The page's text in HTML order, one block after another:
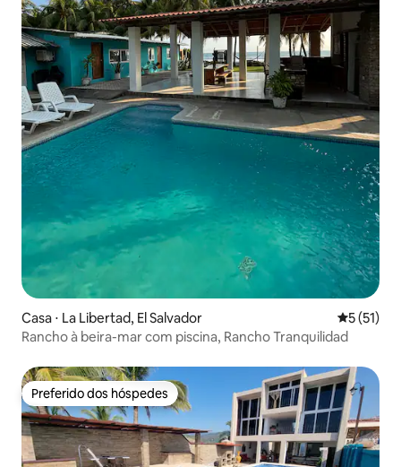
Casa ⋅ La Libertad, El Salvador 5 de uma
5 (51)
Rancho à beira-mar com piscina, Rancho Tranquilidad
Preferido dos hóspedes
Preferido dos hóspedes